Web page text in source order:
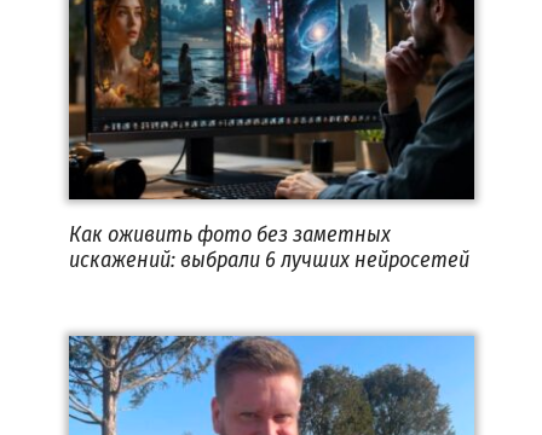
Как оживить фото без заметных
искажений: выбрали 6 лучших нейросетей